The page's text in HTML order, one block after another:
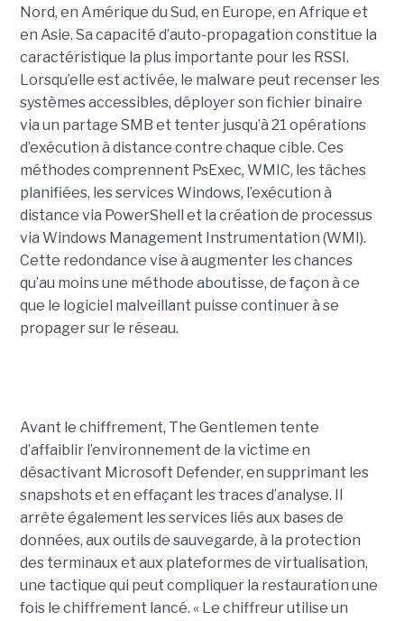
Nord, en Amérique du Sud, en Europe, en Afrique et
en Asie. Sa capacité d’auto-propagation constitue la
caractéristique la plus importante pour les RSSI.
Lorsqu’elle est activée, le malware peut recenser les
systèmes accessibles, déployer son fichier binaire
via un partage SMB et tenter jusqu’à 21 opérations
d’exécution à distance contre chaque cible. Ces
méthodes comprennent PsExec, WMIC, les tâches
planifiées, les services Windows, l’exécution à
distance via PowerShell et la création de processus
via Windows Management Instrumentation (WMI).
Cette redondance vise à augmenter les chances
qu’au moins une méthode aboutisse, de façon à ce
que le logiciel malveillant puisse continuer à se
propager sur le réseau.
Avant le chiffrement, The Gentlemen tente
d’affaiblir l’environnement de la victime en
désactivant Microsoft Defender, en supprimant les
snapshots et en effaçant les traces d’analyse. Il
arrête également les services liés aux bases de
données, aux outils de sauvegarde, à la protection
des terminaux et aux plateformes de virtualisation,
une tactique qui peut compliquer la restauration une
fois le chiffrement lancé. « Le chiffreur utilise un